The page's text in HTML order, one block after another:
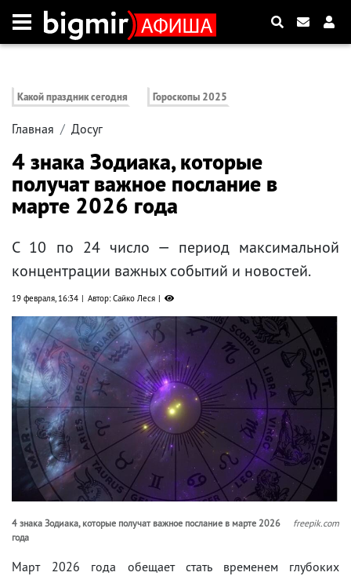
Какой праздник сегодня Гороскопы 2025
Главная Досуг
4 знака Зодиака, которые
получат важное послание в
марте 2026 года
С 10 по 24 число — период максимальной
концентрации важных событий и новостей.
19 февраля, 16:34 Автор: Сайко Леся
4 знака Зодиака, которые получат важное послание в марте 2026
года
freepik.com
Март 2026 года обещает стать временем глубоких